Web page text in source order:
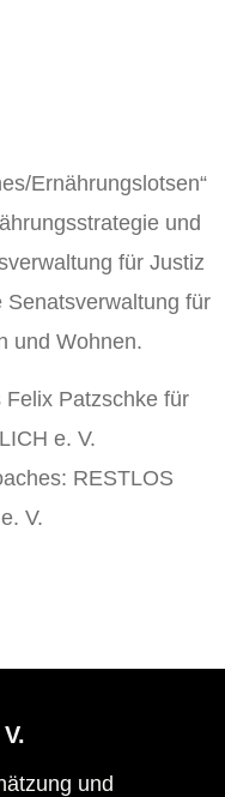
Ernährungslotsen“
und
für Justiz
Senatsverwaltung für
und Wohnen.
Patzschke für
e. V.
RESTLOS
V.
und